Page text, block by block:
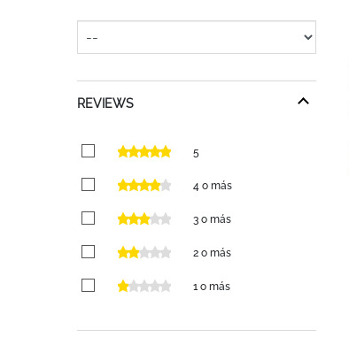
REVIEWS
5
4 o más
3 o más
2 o más
1 o más